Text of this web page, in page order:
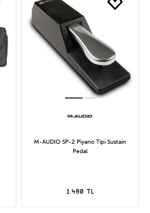
M-AUDIO SP-2 Piyano Tipi Sustain
Pedal
1.480 TL